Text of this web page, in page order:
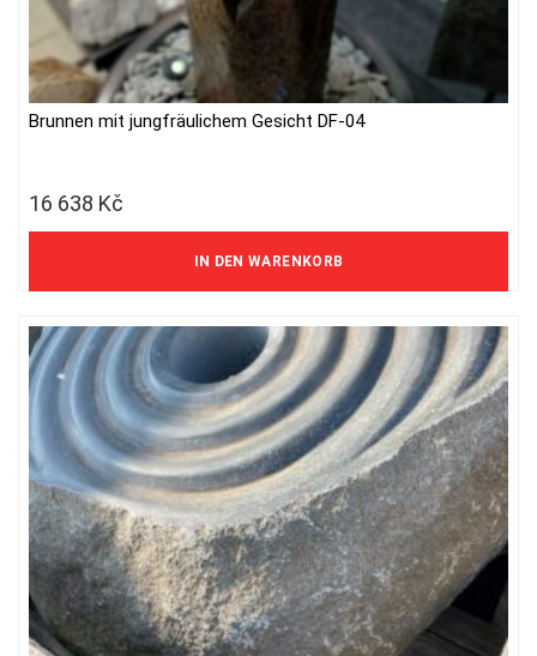
Brunnen mit jungfräulichem Gesicht DF-04
16 638 Kč
13 750 Kč ohne MwSt.
IN DEN WARENKORB